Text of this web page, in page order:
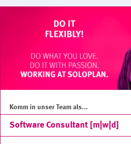
Komm in unser Team als...
Software Consultant [m|w|d]